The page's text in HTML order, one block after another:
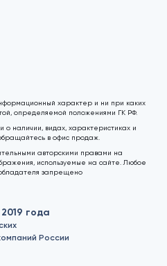
характер и ни при каких
определяемой положениями ГК РФ.
наличии, видах, характеристиках и
в офис продаж.
авторскими правами на
используемые на сайте. Любое
запрещено
года
России